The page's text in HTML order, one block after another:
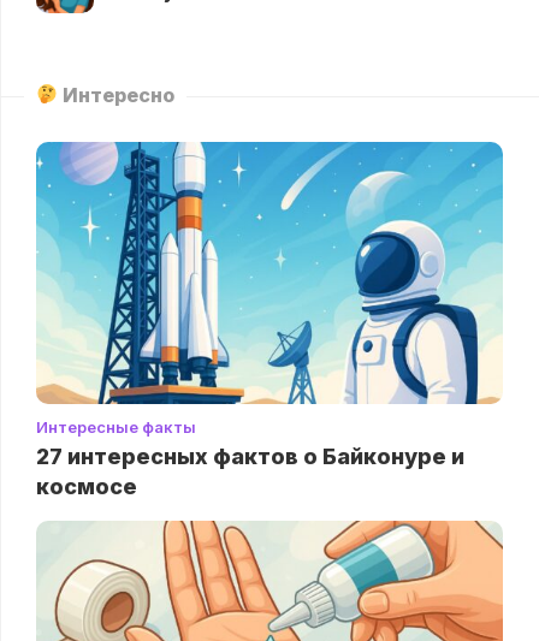
Интересно
Интересные факты
27 интересных фактов о Байконуре и
космосе